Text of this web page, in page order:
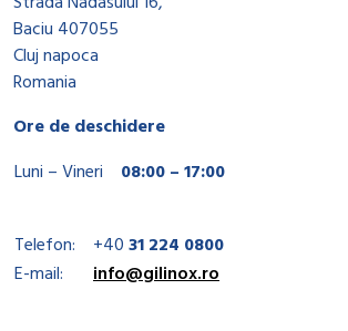
Baciu 407055
Cluj napoca
Romania
Ore de deschidere
Luni – Vineri
08:00 – 17:00
Telefon: +4031 224 0800
E-mail:
info@gilinox.ro